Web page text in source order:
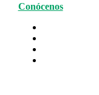
Conócenos